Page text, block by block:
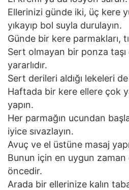
Ellerinizi günde iki, üç kere
yıkayıp bol suyla durulayın.
Günde bir kere parmakları,
Sert olmayan bir ponza
yararlıdır.
Sert derileri aldığı lekeleri de
Haftada bir kere ellere çok
yapın.
Her parmağın ucundan
iyice sıvazlayın.
Avuç ve el üstüne masaj
Bunun için en uygun
öncedir.
Arada bir ellerinize kalın